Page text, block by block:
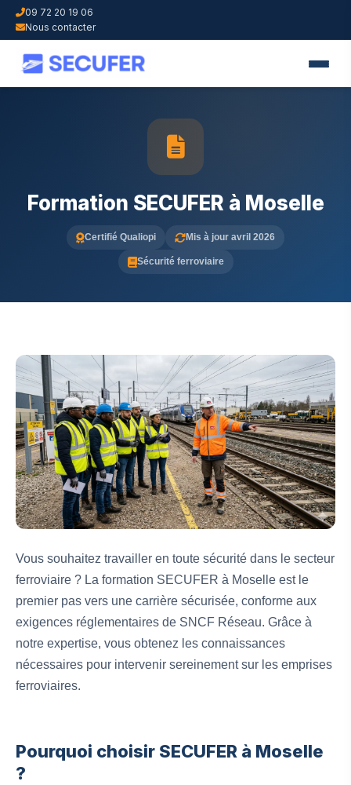
09 72 20 19 06
Nous contacter
Formation SECUFER à Moselle
Certifié Qualiopi Mis à jour avril 2026
Sécurité ferroviaire
Vous souhaitez travailler en toute sécurité dans le secteur
ferroviaire ? La formation SECUFER à Moselle est le
premier pas vers une carrière sécurisée, conforme aux
exigences réglementaires de SNCF Réseau. Grâce à
notre expertise, vous obtenez les connaissances
nécessaires pour intervenir sereinement sur les emprises
ferroviaires.
Pourquoi choisir SECUFER à Moselle
?